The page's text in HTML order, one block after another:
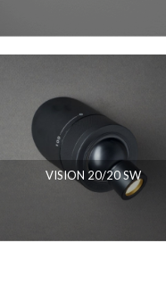
VISION 20/20 SW